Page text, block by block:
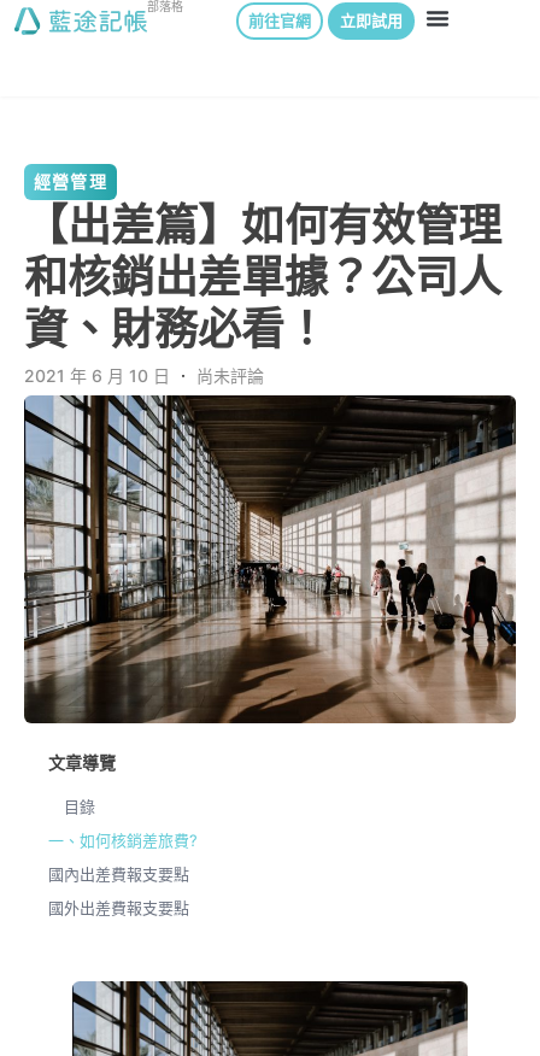
部落格
前往官網 立即試用
經營管理
【出差篇】如何有效管理
和核銷出差單據？公司人
資、財務必看！
2021 年 6 月 10 日 ． 尚未評論
文章導覽
目錄
一、如何核銷差旅費?
國內出差費報支要點
國外出差費報支要點